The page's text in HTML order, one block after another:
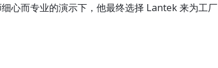
心而专业的演示下，他最终选择 Lantek 来为工厂